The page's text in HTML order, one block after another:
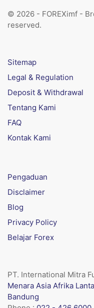
© 2026 - FOREXimf -
reserved.
Sitemap
Legal & Regulation
Deposit & Withdrawal
Tentang Kami
FAQ
Kontak Kami
Pengaduan
Disclaimer
Blog
Privacy Policy
Belajar Forex
PT. International Mitra
Menara Asia Afrika
Bandung